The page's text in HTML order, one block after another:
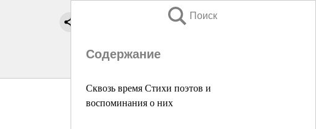
Поиск
Содержание
Сквозь время Стихи поэтов и
воспоминания о них